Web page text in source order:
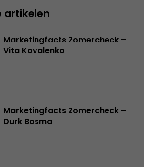
artikelen
Marketingfacts Zomercheck –
Vita Kovalenko
Marketingfacts Zomercheck –
Durk Bosma